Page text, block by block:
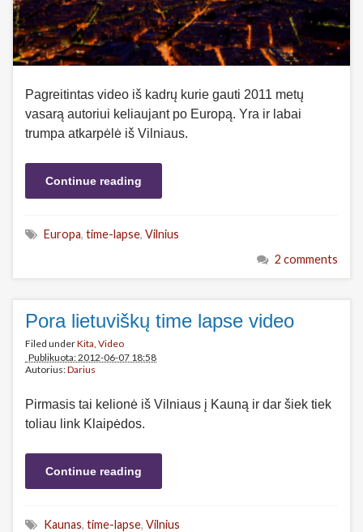
Pagreitintas video iš kadrų kurie gauti 2011 metų
vasarą autoriui keliaujant po Europą. Yra ir labai
trumpa atkarpėlė iš Vilniaus.
Continue reading
Europa, time-lapse, Vilnius
2 comments
Pora lietuviškų time lapse video
Filed underKita Video
Publikuota: 2012-06-07 18:58
Autorius:Darius
Pirmasis tai kelionė iš Vilniaus į Kauną ir dar šiek tiek
toliau link Klaipėdos.
Continue reading
Kaunas, time-lapse, Vilnius